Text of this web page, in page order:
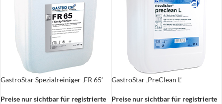
GastroStar Spezialreiniger ‚FR 65‘
Preise nur sichtbar für registrierte
GastroStar ‚PreClean L‘
Preise nur sichtbar für registrierte